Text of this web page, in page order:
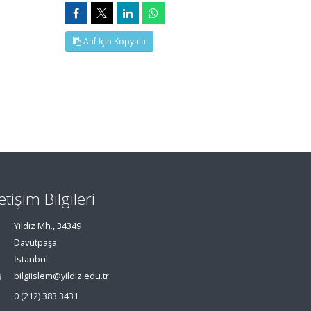
Atıf İçin Kopyala
Bilgileri
Yıldız Mh., 34349
Davutpaşa
İstanbul
bilgiislem@yildiz.edu.tr
0 (212) 383 3431